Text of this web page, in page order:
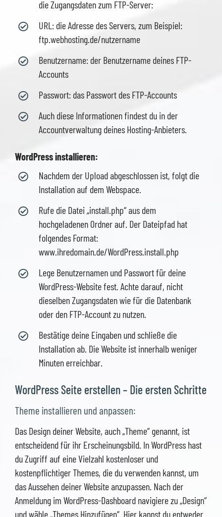
die Zugangsdaten zum FTP-Server:
URL: die Adresse des Servers, zum Beispiel:
ftp.webhosting.de/nutzername
Benutzername: der Benutzername deines FTP-
Accounts
Passwort: das Passwort des FTP-Accounts
Auch diese Informationen findest du in der
Accountverwaltung deines Hosting-Anbieters.
WordPress installieren:
Nachdem der Upload abgeschlossen ist, folgt die
Installation auf dem Webspace.
Rufe die Datei „install.php“ aus dem
hochgeladenen Ordner auf. Der Dateipfad hat
folgendes Format:
www.ihredomain.de/WordPress.install.php
Lege Benutzernamen und Passwort für deine
WordPress-Website fest. Achte darauf, nicht
dieselben Zugangsdaten wie für die Datenbank
oder den FTP-Account zu nutzen.
Bestätige deine Eingaben und schließe die
Installation ab. Die Website ist innerhalb weniger
Minuten erreichbar.
WordPress Seite erstellen – Die ersten Schritte
Theme installieren und anpassen:
Das Design deiner Website, auch „Theme“ genannt, ist
entscheidend für ihr Erscheinungsbild. In WordPress hast
du Zugriff auf eine Vielzahl kostenloser und
kostenpflichtiger Themes, die du verwenden kannst, um
das Aussehen deiner Website anzupassen. Nach der
Anmeldung im WordPress-Dashboard navigiere zu „Design“
und wähle „Themes Hinzufügen“. Hier kannst du entweder